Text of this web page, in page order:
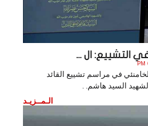
التشييع: ال ...
في مراسم تشييع القائد
السيد هاشم. .
الـمــزيـد